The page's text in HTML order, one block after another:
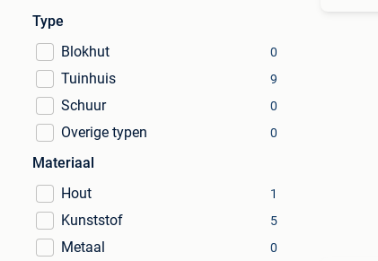
Type
Blokhut
0
Tuinhuis 9
Schuur 0
Overige typen 0
Materiaal
Hout
1
Kunststof 5
Metaal 0